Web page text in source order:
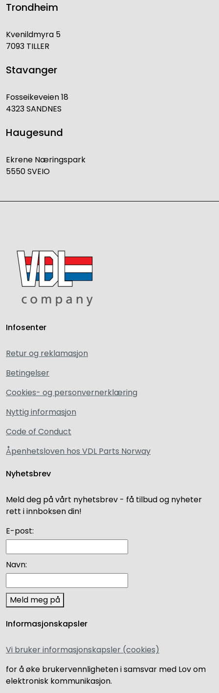
Trondheim
Kvenildmyra 5
7093 TILLER
Stavanger
Fosseikeveien 18
4323 SANDNES
Haugesund
Ekrene Næringspark
5550 SVEIO
Infosenter
Retur og reklamasjon
Betingelser
Cookies- og personvernerklæring
Nyttig informasjon
Code of Conduct
Åpenhetsloven hos VDL Parts Norway
Nyhetsbrev
Meld deg på vårt nyhetsbrev - få tilbud og nyheter
rett i innboksen din!
E-post:
Navn:
Meld meg på
Informasjonskapsler
Vi bruker informasjonskapsler (cookies)
for å øke brukervennligheten i samsvar med Lov om
elektronisk kommunikasjon.